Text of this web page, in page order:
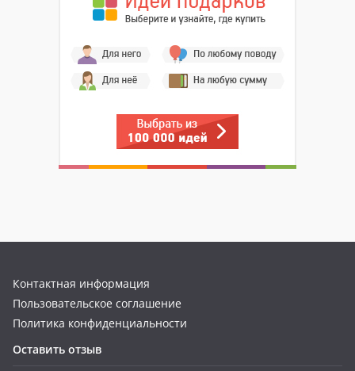
Контактная информация
Пользовательское соглашение
Политика конфиденциальности
Оставить отзыв